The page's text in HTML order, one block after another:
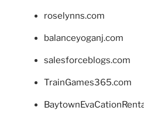
roselynns.com
balanceyoganj.com
salesforceblogs.com
TrainGames365.com